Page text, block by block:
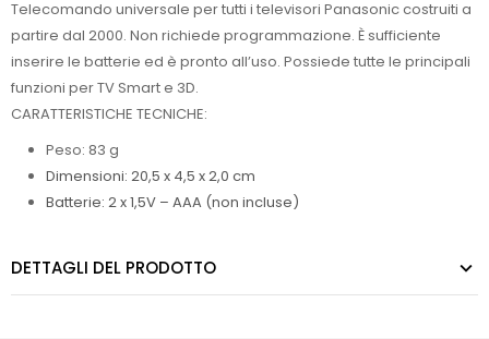
Telecomando universale per tutti i televisori Panasonic costruiti a
partire dal 2000. Non richiede programmazione. È sufficiente
inserire le batterie ed è pronto all’uso. Possiede tutte le principali
funzioni per TV Smart e 3D.
CARATTERISTICHE TECNICHE:
Peso: 83 g
Dimensioni: 20,5 x 4,5 x 2,0 cm
Batterie: 2 x 1,5V – AAA (non incluse)
DETTAGLI DEL PRODOTTO